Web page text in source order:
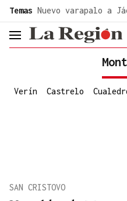
Temas Nuevo varapalo a
header.menu.open
Verín Castrelo
SAN CRISTOVO